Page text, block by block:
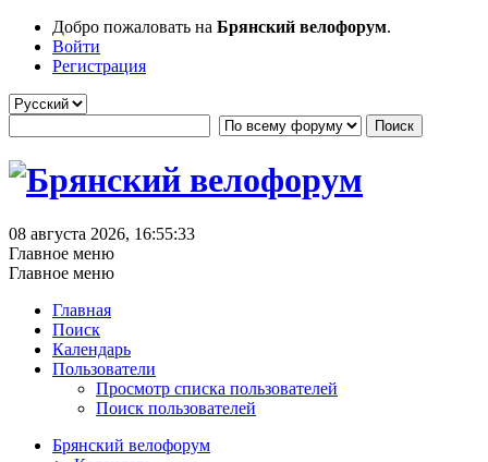
Добро пожаловать на Брянский велофорум.
Войти
Регистрация
08 августа 2026, 16:55:33
Главное меню
Главное меню
Главная
Поиск
Календарь
Пользователи
Просмотр списка пользователей
Поиск пользователей
Брянский велофорум